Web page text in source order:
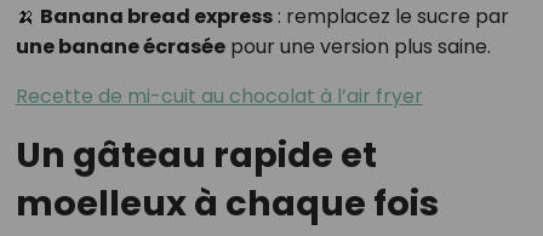
🍌 Banana bread express: remplacez le sucre par
une banane écraséepour une version plus saine.
Recette de mi-cuit au chocolat à l’air fryer
Un gâteau rapide et
moelleux à chaque fois